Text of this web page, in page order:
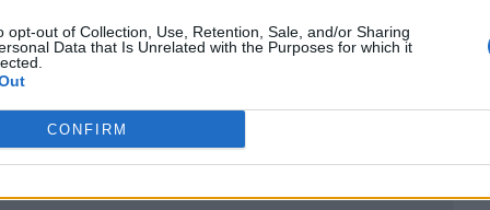
opt-out of Collection, Use, Retention, Sale, and/or Sharing
Data that Is Unrelated with the Purposes for which it
CONFIRM